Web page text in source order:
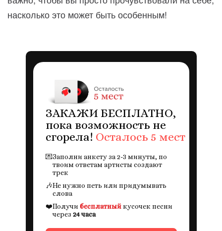
насколько это может быть особенным!
ЗАКАЖИ БЕСПЛАТНО,
пока возможность не
сгорела! Осталось 5 мест
💌Заполни анкету за 2-3 минуты, по
твоим ответам артисты создают
трек
🎶Не нужно петь или придумывать
слова
❤️Получи бесплатныйкусочек песни
через 24 часа